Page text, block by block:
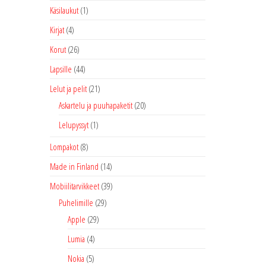
Käsilaukut (1)
Kirjat (4)
Korut (26)
Lapsille (44)
Lelut ja pelit (21)
Askartelu ja puuhapaketit (20)
Lelupyssyt (1)
Lompakot (8)
Made in Finland (14)
Mobiilitarvikkeet (39)
Puhelimille (29)
Apple (29)
Lumia (4)
Nokia (5)